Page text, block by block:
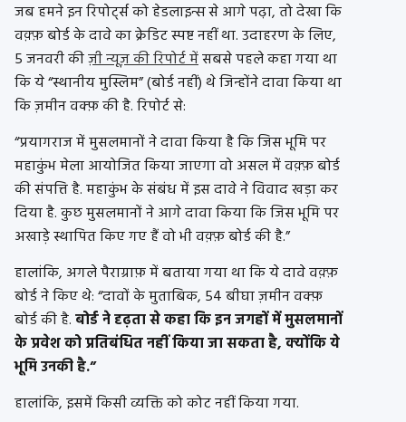
जब हमने इन रिपोर्ट्स को हेडलाइन्स से आगे पढ़ा, तो देखा कि
वक़्फ़ बोर्ड के दावे का क्रेडिट स्पष्ट नहीं था. उदाहरण के लिए,
5 जनवरी कीज़ी न्यूज़ की रिपोर्ट मेंसबसे पहले कहा गया था
कि ये “स्थानीय मुस्लिम” (बोर्ड नहीं) थे जिन्होंने दावा किया था
कि ज़मीन वक्फ़ की है. रिपोर्ट से:
“प्रयागराज में मुसलमानों ने दावा किया है कि जिस भूमि पर
महाकुंभ मेला आयोजित किया जाएगा वो असल में वक़्फ़ बोर्ड
की संपत्ति है. महाकुंभ के संबंध में इस दावे ने विवाद खड़ा कर
दिया है. कुछ मुसलमानों ने आगे दावा किया कि जिस भूमि पर
अखाड़े स्थापित किए गए हैं वो भी वक़्फ़ बोर्ड की है.”
हालांकि, अगले पैराग्राफ़ में बताया गया था कि ये दावे वक़्फ़
बोर्ड ने किए थे: “दावों के मुताबिक, 54 बीघा ज़मीन वक्फ़
बोर्ड की है.बोर्ड ने दृढ़ता से कहा कि इन जगहों में मुसलमानों
के प्रवेश को प्रतिबंधित नहीं किया जा सकता है, क्योंकि ये
भूमि उनकी है.”
हालांकि, इसमें किसी व्यक्ति को कोट नहीं किया गया.